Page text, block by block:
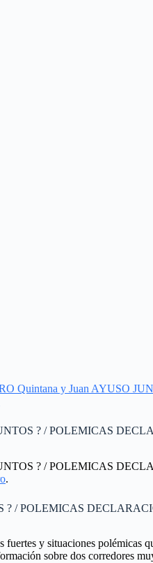
Quintana y Juan AYUSO
? / POLEMICAS
? / POLEMICAS
.
? / POLEMICAS
y situaciones polémicas
sobre dos corredores